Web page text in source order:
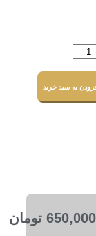
به سبد خرید
650,000 تومان